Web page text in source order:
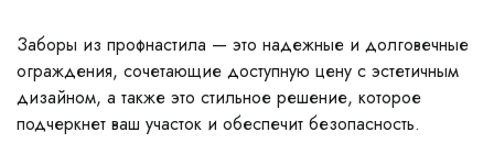
Заборы из профнастила — это надежные и долговечные
ограждения, сочетающие доступную цену с эстетичным
дизайном, а также это стильное решение, которое
подчеркнет ваш участок и обеспечит безопасность.